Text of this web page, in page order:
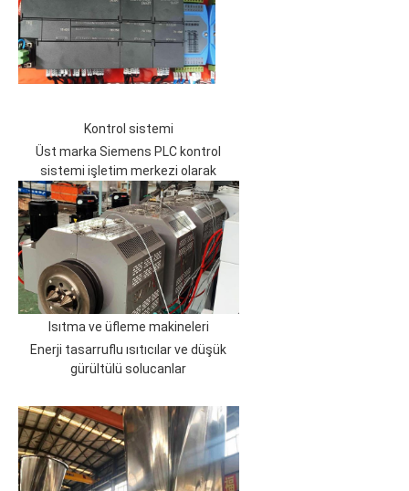
Kontrol sistemi
Üst marka Siemens PLC kontrol
sistemi işletim merkezi olarak
Isıtma ve üfleme makineleri
Enerji tasarruflu ısıtıcılar ve düşük
gürültülü solucanlar